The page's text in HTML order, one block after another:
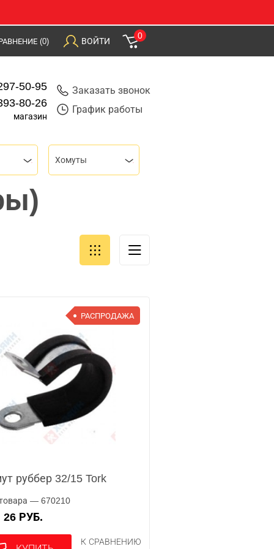
(0) ВОЙТИ
0
50-95
80-26
магазин
Заказать звонок
График работы
Хомуты
РАСПРОДАЖА
руббер 32/15 Tork
— 670210
26 РУБ.
К СРАВНЕНИЮ